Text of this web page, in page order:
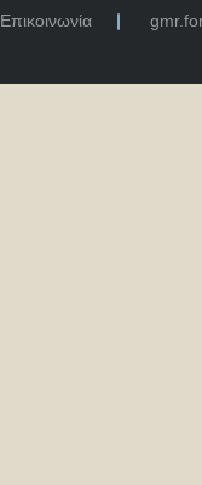
Επικοινωνία